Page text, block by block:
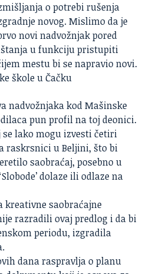
o potrebi rušenja
novog. Mislimo da je
novi nadvožnjak pored
u funkciju pristupiti
mestu bi se napravio novi.
nadvožnjaka kod Mašinske
pun profil na toj deonici.
se lako mogu izvesti četiri
raskrsnici u Beljini, što bi
saobraćaj, posebno u
dolaze ili odlaze na
kreativne saobraćajne
razradili ovaj predlog i da bi
periodu, izgradila
dana raspravlja o planu